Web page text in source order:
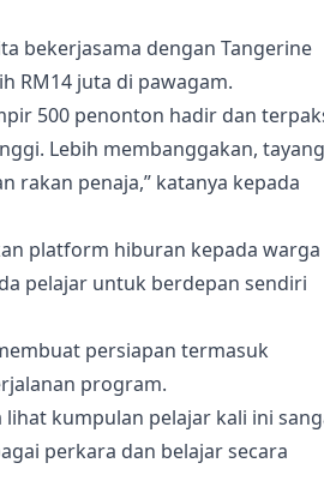
bekerjasama dengan Tangerine
RM14 juta di pawagam.
500 penonton hadir dan
Lebih membanggakan,
rakan penaja,” katanya kepada
platform hiburan kepada warga
pelajar untuk berdepan sendiri
persiapan termasuk
program.
lihat kumpulan pelajar kali ini
perkara dan belajar secara